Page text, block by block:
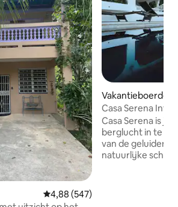
Gemiddelde beoordeling van
4,88 (547)
Vakantieboerderij
ías
Casa Serena
Retreat
Casa Serena is je
berglucht in te
van de geluiden
natuurlijke